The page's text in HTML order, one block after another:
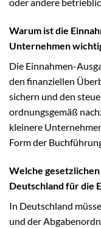
Warum ist die
Unternehmen
Die Einnahmen-
den finanziellen
sichern und den
ordnungsgemäß
kleinere
Form der
Welche
Deutschland für die
In Deutschland
und der